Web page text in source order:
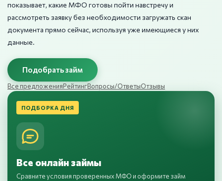
показывает, какие МФО готовы пойти навстречу и
рассмотреть заявку без необходимости загружать скан
документа прямо сейчас, используя уже имеющиеся у них
данные.
Подобрать займ
Все предложенияРейтингВопросы/ОтветыОтзывы
ПОДБОРКА ДНЯ
Все онлайн займы
Сравните условия проверенных МФО и оформите займ